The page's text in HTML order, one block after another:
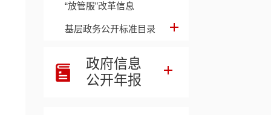
“放管服”改革信息
基层政务公开标准目录
政府信息
公开年报